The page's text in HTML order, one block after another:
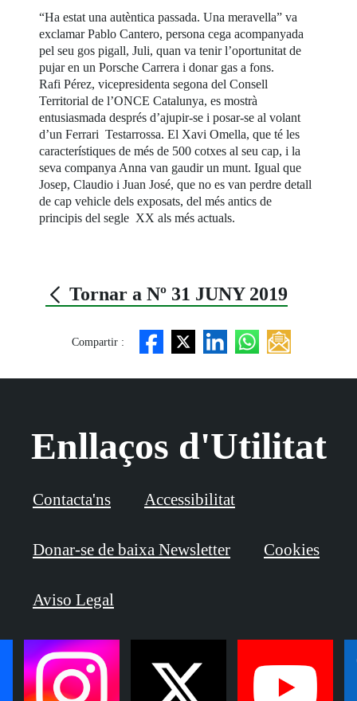
“Ha estat una autèntica passada. Una meravella” va
exclamar Pablo Cantero, persona cega acompanyada
pel seu gos pigall, Juli, quan va tenir l’oportunitat de
pujar en un Porsche Carrera i donar gas a fons.
Rafi Pérez, vicepresidenta segona del Consell
Territorial de l’ONCE Catalunya, es mostrà
entusiasmada després d’ajupir-se i posar-se al volant
d’un Ferrari Testarrossa. El Xavi Omella, que té les
característiques de més de 500 cotxes al seu cap, i la
seva companya Anna van gaudir un munt. Igual que
Josep, Claudio i Juan José, que no es van perdre detall
de cap vehicle dels exposats, del més antics de
principis del segle XX als més actuals.
Tornar a Nº 31 JUNY 2019
Compartir :
Enllaços d'Utilitat
Contacta'ns Accessibilitat
Donar-se de baixa Newsletter Cookies
Aviso Legal